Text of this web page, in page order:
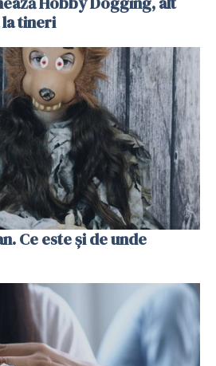
tineri
Ce este și de unde